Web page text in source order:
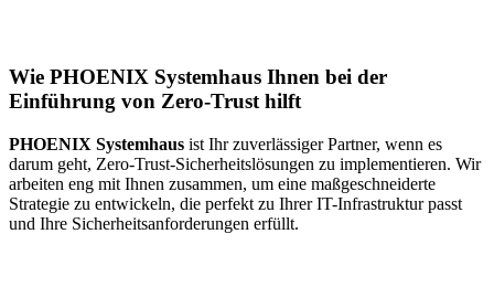
Wie PHOENIX Systemhaus Ihnen bei der
Einführung von Zero-Trust hilft
PHOENIX Systemhaus ist Ihr zuverlässiger Partner, wenn es
darum geht, Zero-Trust-Sicherheitslösungen zu implementieren. Wir
arbeiten eng mit Ihnen zusammen, um eine maßgeschneiderte
Strategie zu entwickeln, die perfekt zu Ihrer IT-Infrastruktur passt
und Ihre Sicherheitsanforderungen erfüllt.